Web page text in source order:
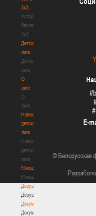
3х3
История
баскетбола
3х3
Детская
лига
Детская
лига
О
лиге
О
лиге
Новости
детской
лиги
Новости
детской
лиги
Юноши
Юноши
Девушки
Девушки
Документы
Документы
E-
© Белорусская